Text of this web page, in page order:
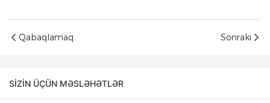
Qabaqlamaq Sonrakı
SIZIN ÜÇÜN MƏSLƏHƏTLƏR